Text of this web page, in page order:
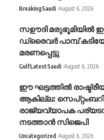
BreakingSaudi August 6, 2026
സഊദി മരുഭൂമിയിൽ
ഡ്രൈവർ പാമ്പ്
മരണപ്പെട്ടു
GulfLatestSaudi August 6, 2026
ഈ ഘട്ടത്തിൽ രാഷ്ട്രീയ
ആകില്ല:
രാജ്യവ്യാപക
നടത്താൻ സിജെപി
Uncategorized August 6, 2026